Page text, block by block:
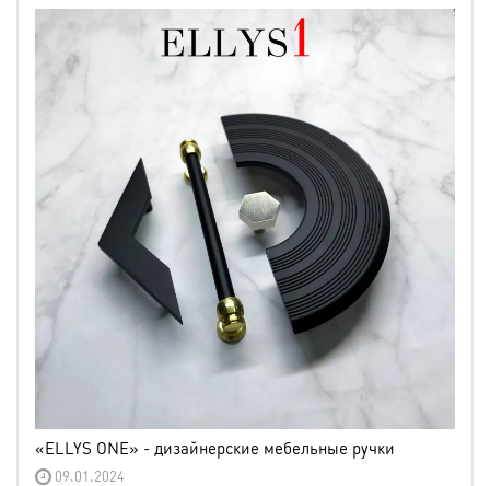
«ELLYS ONE» - дизайнерские мебельные ручки
09.01.2024